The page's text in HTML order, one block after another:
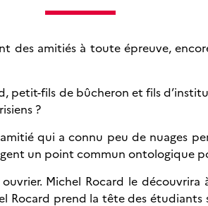
amitiés à toute épreuve,
petit-fils de bûcheron et fils
?
qui a connu peu de nuages
un point commun ontologique
Michel Rocard le découvrira
Rocard prend la tête des étudiants